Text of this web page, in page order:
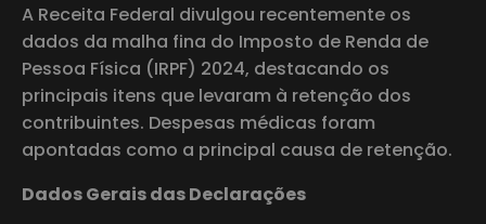
A Receita Federal divulgou recentemente os
dados da malha fina do Imposto de Renda de
Pessoa Física (IRPF) 2024, destacando os
principais itens que levaram à retenção dos
contribuintes. Despesas médicas foram
apontadas como a principal causa de retenção.
Dados Gerais das Declarações